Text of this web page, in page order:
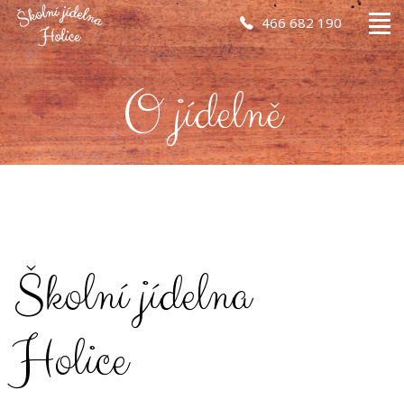
466 682 190
O jídelně
Školní jídelna
Holice